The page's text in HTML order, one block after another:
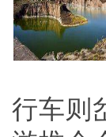
行车则